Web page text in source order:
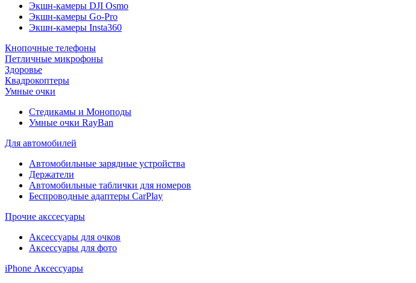
Экшн-камеры DJI Osmo
Экшн-камеры Go-Pro
Экшн-камеры Insta360
Кнопочные телефоны
Петличные микрофоны
Здоровье
Квадрокоптеры
Умные очки
Стедикамы и Моноподы
Умные очки RayBan
Для автомобилей
Автомобильные зарядные устройства
Держатели
Автомобильные таблички для номеров
Беспроводные адаптеры CarPlay
Прочие акссесуары
Аксессуары для очков
Аксессуары для фото
iPhone Аксессуары